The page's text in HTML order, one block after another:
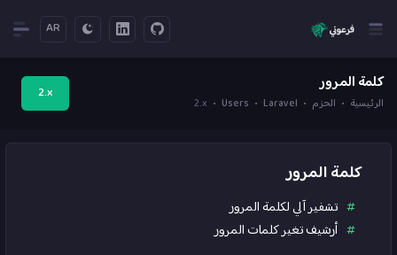
AR
كلمة المرور
الرئيسية الحزم Laravel
Users
2.x
2.x
كلمة المرور
تشفير آلي لكلمة المرور
أرشيف تغير كلمات المرور